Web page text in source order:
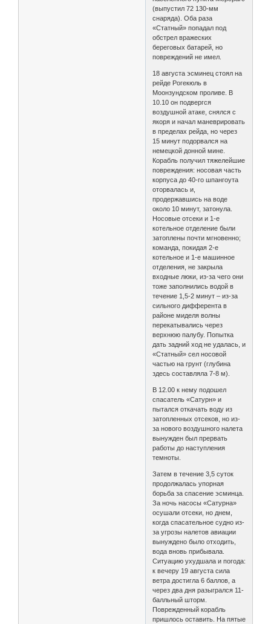
(выпустил 72 130-мм
снаряда). Оба раза
«Статный» попадал под
обстрел вражеских
береговых батарей, но
повреждений не имел.
18 августа эсминец стоял на
рейде Рогекюль в
Моонзундском проливе. В
10.10 он подвергся
воздушной атаке, снялся с
якоря и начал маневрировать
в пределах рейда, но через
15 минут подорвался на
немецкой донной мине.
Корабль получил тяжелейшие
повреждения: носовая часть
корпуса до 40-го шпангоута
оторвалась и,
продержавшись на воде
около 10 минут, затонула.
Носовые отсеки и 1-е
котельное отделение были
затоплены почти мгновенно;
команда, покидая 2-е
котельное и 1-е машинное
отделения, не закрыла
входные люки, из-за чего они
тоже заполнились водой в
течение 1,5-2 минут – из-за
сильного дифферента в
районе миделя волны
перекатывались через
верхнюю палубу. Попытка
дать задний ход не удалась, и
«Статный» сел носовой
частью на грунт (глубина
здесь составляла 7-8 м).
В 12.00 к нему подошел
спасатель «Сатурн» и
пытался откачать воду из
затопленных отсеков, но из-
за нового воздушного налета
вынужден был прервать
работы до наступления
темноты.
Затем в течение 3,5 суток
продолжалась упорная
борьба за спасение эсминца.
За ночь насосы «Сатурна»
осушали отсеки, но днем,
когда спасательное судно из-
за угрозы налетов авиации
вынуждено было отходить,
вода вновь прибывала.
Ситуацию ухудшала и погода:
к вечеру 19 августа сила
ветра достигла 6 баллов, а
через два дня разыгрался 11-
балльный шторм.
Поврежденный корабль
пришлось оставить. На пятые